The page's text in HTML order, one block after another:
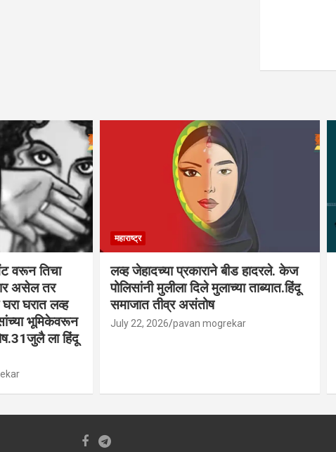
वरून तिचा
असेल तर
घरात लव्ह
भूमिकेवरून
ला हिंदू
महाराष्ट्र
लव्ह जेहादच्या प्रकाराने बीड हादरले. केज
पोलिसांनी मुलीला दिले मुलाच्या ताब्यात.हिंदू
समाजात तीव्र असंतोष
July 22, 2026 pavan mogrekar